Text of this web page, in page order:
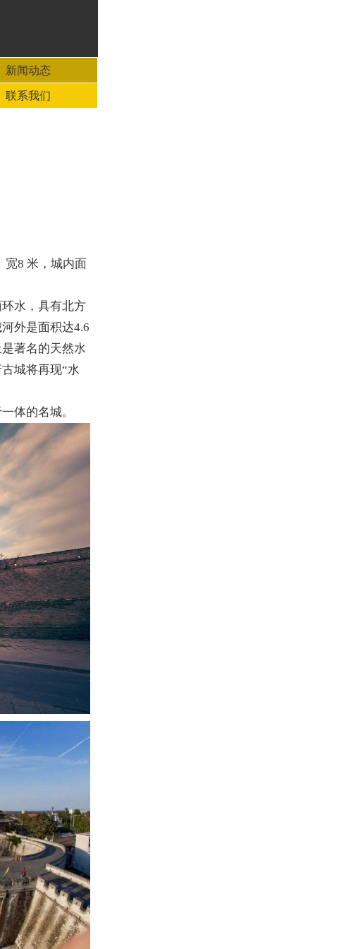
新闻动态
联系我们
宽8 米，城内面
水，具有北方
外是面积达4.6
著名的天然水
城将再现“水
体的名城。